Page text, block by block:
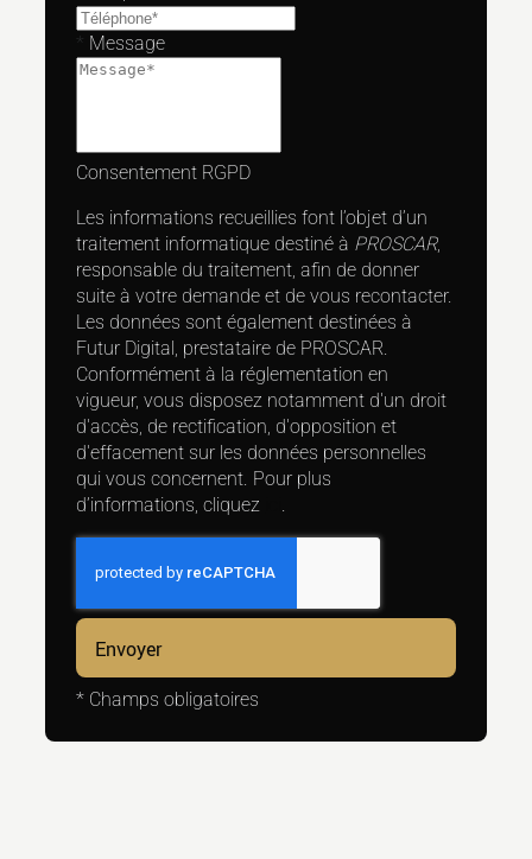
* Message
Consentement RGPD
Les informations recueillies font l’objet d’un
traitement informatique destiné à PROSCAR,
responsable du traitement, afin de donner
suite à votre demande et de vous recontacter.
Les données sont également destinées à
Futur Digital, prestataire de PROSCAR.
Conformément à la réglementation en
vigueur, vous disposez notamment d'un droit
d'accès, de rectification, d'opposition et
d'effacement sur les données personnelles
qui vous concernent. Pour plus
d’informations, cliquez
.
* Champs obligatoires